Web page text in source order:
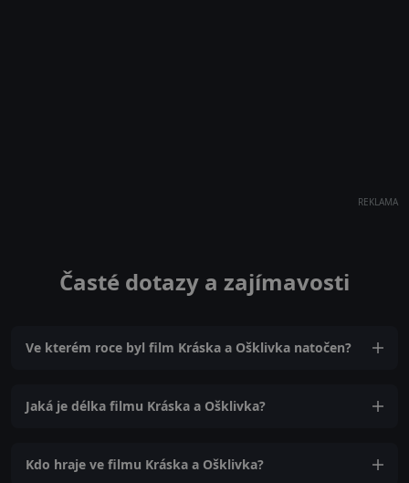
REKLAMA
Časté dotazy a zajímavosti
Ve kterém roce byl film Kráska a Ošklivka natočen?
Jaká je délka filmu Kráska a Ošklivka?
Kdo hraje ve filmu Kráska a Ošklivka?